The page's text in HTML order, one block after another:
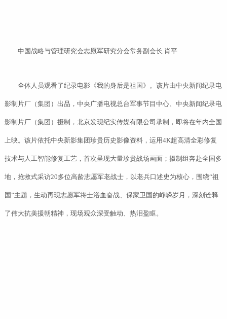
中国战略与管理研究会志愿军研究分会常务副会长 肖平
全体人员观看了纪录电影《我的身后是祖国》。该片由中央新闻纪录电
影制片厂（集团）出品，中央广播电视总台军事节目中心、中央新闻纪录电
影制片厂（集团）摄制，北京发现纪实传媒有限公司承制，即将在年内全国
上映。该片依托中央新影集团珍贵历史影像资料，运用4K超高清全彩修复
技术与人工智能修复工艺，首次呈现大量珍贵战场画面；摄制组奔赴全国多
地，抢救式采访20多位高龄志愿军老战士，以老兵口述史为核心，围绕“祖
国”主题，生动再现志愿军将士浴血奋战、保家卫国的峥嵘岁月，深刻诠释
了伟大抗美援朝精神，现场观众深受触动、热泪盈眶。